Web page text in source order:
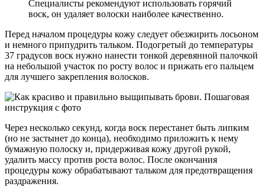
Специалисты рекомендуют использовать горячий
воск, он удаляет волоски наиболее качественно.
Перед началом процедуры кожу следует обезжирить лосьоном
и немного припудрить тальком. Подогретый до температуры
37 градусов воск нужно нанести тонкой деревянной палочкой
на небольшой участок по росту волос и прижать его пальцем
для лучшего закрепления волосков.
Через несколько секунд, когда воск перестанет быть липким
(но не застынет до конца), необходимо приложить к нему
бумажную полоску и, придерживая кожу другой рукой,
удалить массу против роста волос. После окончания
процедуры кожу обрабатывают тальком для предотвращения
раздражения.